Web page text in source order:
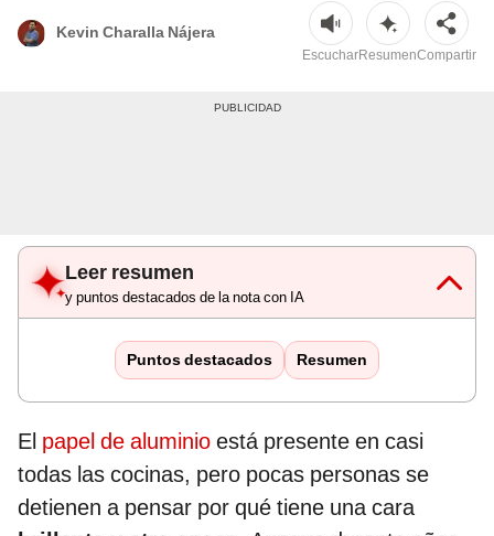
Kevin Charalla Nájera
EscucharResumenCompartir
Leer resumen
y puntos destacados de la nota con IA
Puntos destacados Resumen
El papel de aluminio está presente en casi
todas las cocinas, pero pocas personas se
detienen a pensar por qué tiene una cara